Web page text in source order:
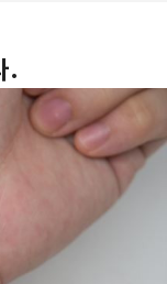
.